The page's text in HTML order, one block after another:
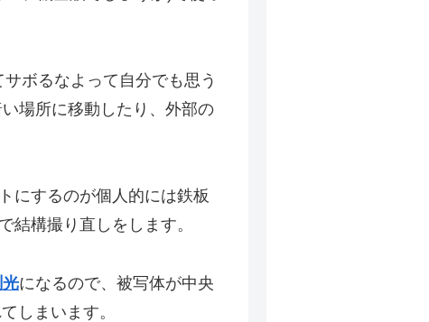
ボるなよって自分でも思う
場所に移動したり、外部の
にするのが個人的には鉄板
結構撮り直しをします。
になるので、被写体が中央
しまいます。